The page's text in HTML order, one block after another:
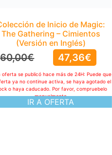
de Inicio de Magic:
The Gathering – Cimientos
(Versión en Inglés)
60,00€ 47,36€
IR A OFERTA
oferta se publicó hace más de 24H: Puede que
ya no continue activa, se haya agotado el
o haya caducado. Por favor, compruebelo
manualmente